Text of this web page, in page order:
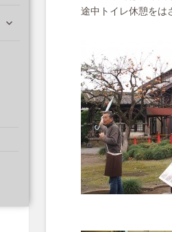
途中トイレ休憩をは